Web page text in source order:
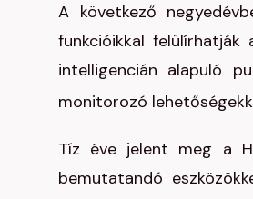
A következő
funkcióikkal
intelligencián alapuló
monitorozó
Tíz éve jelent meg a
bemutatandó